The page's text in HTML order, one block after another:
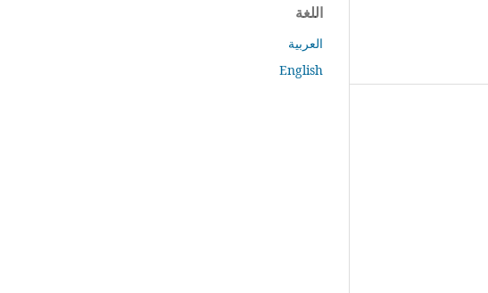
اللغة
العربية
English